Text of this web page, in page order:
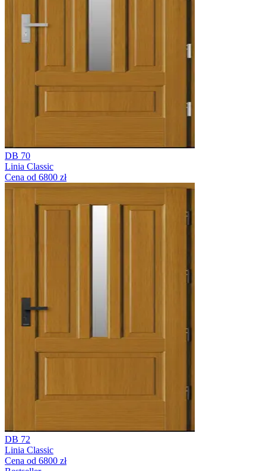
DB 70
Linia Classic
Cena od 6800 zł
DB 72
Linia Classic
Cena od 6800 zł